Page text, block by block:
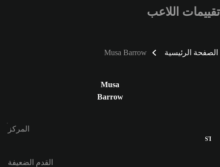
تقييمات اللاعب
الصفحة الرئيسية Musa Barrow
Musa
Barrow
المركز
ST
القدم الضعيفة